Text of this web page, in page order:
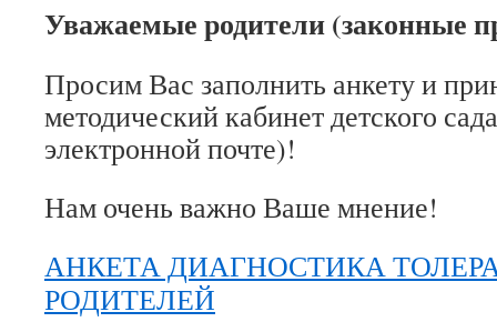
Уважаемые родители (законные
Просим Вас заполнить анкету и
методический кабинет детского
электронной почте)!
Нам очень важно Ваше мнение!
АНКЕТА ДИАГНОСТИКА
РОДИТЕЛЕЙ